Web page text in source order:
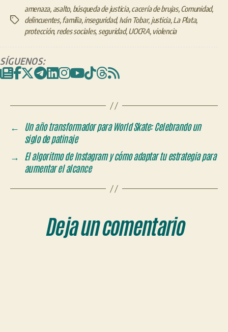
Etiquetas
amenaza, asalto, búsqueda de justicia,cacería de brujas,Comunidad,
delincuentes,familia,inseguridad,Iván Tobar, justicia,La Plata,
protección, redes sociales, seguridad,UOCRA, violencia
SÍGUENOS:
← Un año transformador para World Skate: Celebrando un
siglo de patinaje
→ El algoritmo de Instagram y cómo adaptar tu estrategia para
aumentar el alcance
Deja un comentario